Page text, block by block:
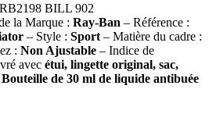
BILL 902
la Marque : Ray-Ban – Référence :
– Style : Sport – Matière du cadre :
: Non Ajustable – Indice de
avec étui, lingette original, sac,
Bouteille de 30 ml de liquide antibuée